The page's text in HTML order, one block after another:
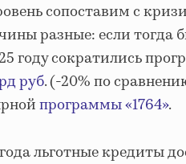
сопоставим с
разные: если тогда
году сократились
руб. (-20% по
программы «1764».
льготные кредиты